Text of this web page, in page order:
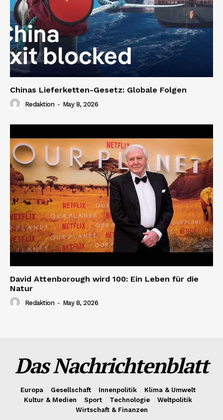
Chinas Lieferketten-Gesetz: Globale Folgen
Redaktion - May 8, 2026
David Attenborough wird 100: Ein Leben für die
Natur
Redaktion - May 8, 2026
Das Nachrichtenblatt
Europa Gesellschaft Innenpolitik
Klima & Umwelt
Kultur & Medien
Sport Technologie
Weltpolitik
Wirtschaft & Finanzen